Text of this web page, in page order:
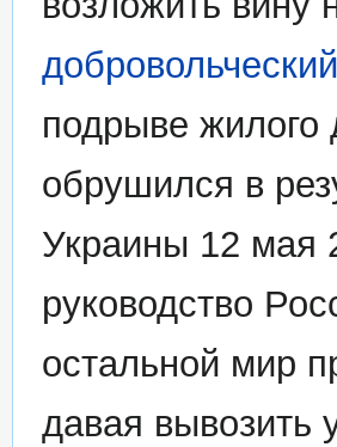
подрыве жилого
обрушился в
Украины 12 мая
руководство
остальной мир
давая вывозить